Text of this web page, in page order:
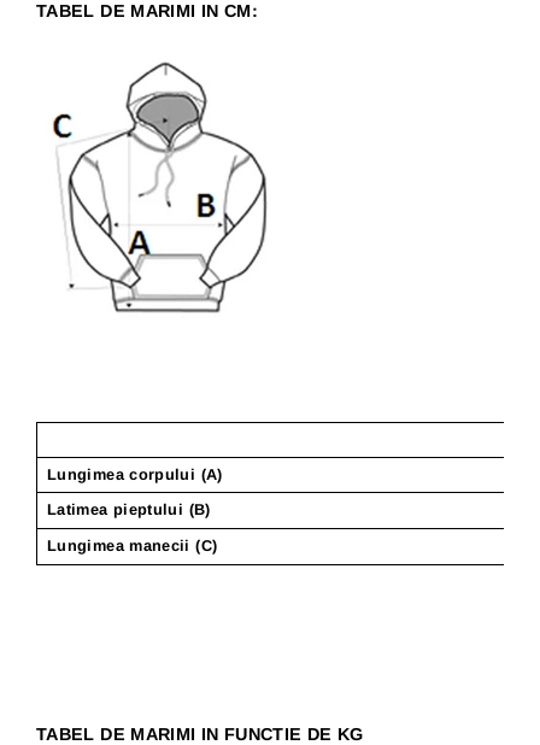
TABEL DE MARIMI IN CM:
Lungimea corpului (A)
Latimea pieptului (B)
Lungimea manecii (C)
TABEL DE MARIMI IN FUNCTIE DE KG